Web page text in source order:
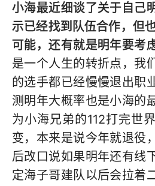
小海最近细谈了关于自己
示已经找到队伍合作，但
可能，还有就是明年要考
是一个人生的转折点，我
的选手都已经慢慢退出职
测明年大概率也是小海的
为小海兄弟的112打完世
变，本来是说今年就退役
后改口说如果明年还有线
定海子哥建队以后会拉着